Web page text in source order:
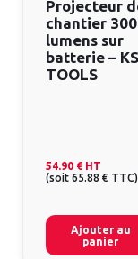
Projecteur
chantier
lumens sur
batterie – KS
TOOLS
54.90 € HT
(soit 65.88 € TTC)
Ajouter au
panier